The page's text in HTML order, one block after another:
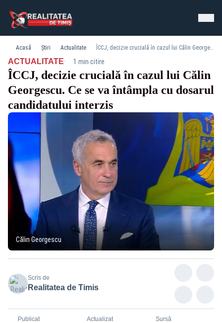
Acasă Știri Actualitate ÎCCJ, decizie crucială în cazul lui Călin Georgescu. Ce se va întâmpla cu dosarul candidatului interzis
ACTUALITATE· 1 min citire
ÎCCJ, decizie crucială în cazul lui Călin
Georgescu. Ce se va întâmpla cu dosarul
candidatului interzis
Călin Georgescu
Scris de
Realitatea de Timis
Publicat Actualizat Sursă